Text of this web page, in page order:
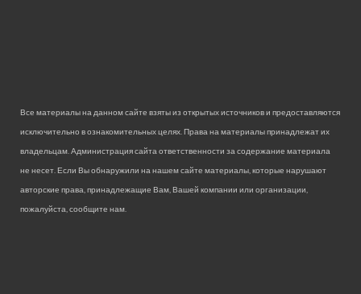
Все материалы на данном сайте взяты из открытых источников и предоставляются
исключительно в ознакомительных целях. Права на материалы принадлежат их
владельцам. Администрация сайта ответственности за содержание материала
не несет. Если Вы обнаружили на нашем сайте материалы, которые нарушают
авторские права, принадлежащие Вам, Вашей компании или организации,
пожалуйста, сообщите нам.